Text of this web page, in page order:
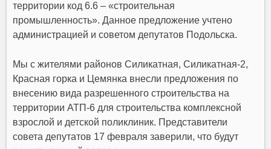
территории код 6.6 – «строительная
промышленность». Данное предложение учтено
администрацией и советом депутатов Подольска.
Мы с жителями районов Силикатная, Силикатная-2,
Красная горка и Цемянка внесли предложения по
внесению вида разрешенного строительства на
территории АТП-6 для строительства комплексной
взрослой и детской поликлиник. Представители
совета депутатов 17 февраля заверили, что будут